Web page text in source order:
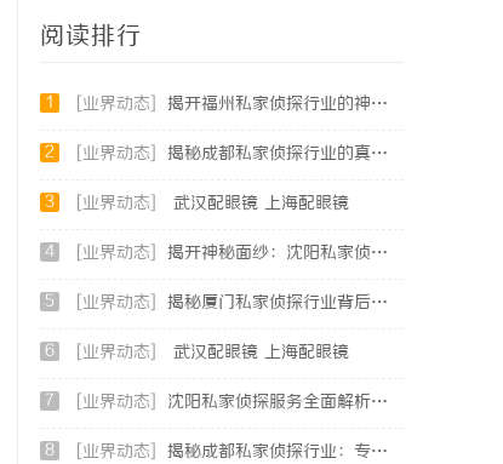
阅读排行
1 [业界动态] 揭开福州私家侦探行业的神秘面纱：服务、优势与法律解析
2 [业界动态] 揭秘成都私家侦探行业的真实面貌与专业服务
3 [业界动态] 武汉配眼镜 上海配眼镜
4 [业界动态] 揭开神秘面纱：沈阳私家侦探行业的现状与发展
5 [业界动态] 揭秘厦门私家侦探行业背后的故事与服务价值
6 [业界动态] 武汉配眼镜 上海配眼镜
7 [业界动态] 沈阳私家侦探服务全面解析：破解疑云，守护真相的专家助力
8 [业界动态] 揭秘成都私家侦探行业：专业服务助力城市安宁